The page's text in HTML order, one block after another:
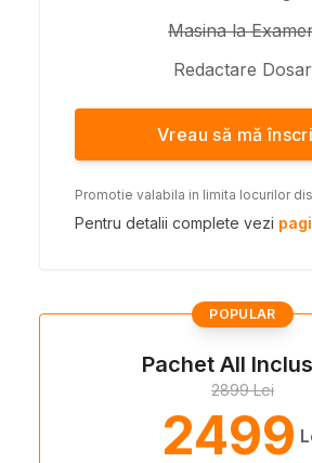
Masina la
Redactare Dosar
Vreau să mă
Promotie valabila in limita locurilor
Pentru detalii complete vezi
POPULAR
Pachet All
2899 Lei
2499